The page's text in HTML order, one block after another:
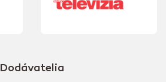
Dodávatelia